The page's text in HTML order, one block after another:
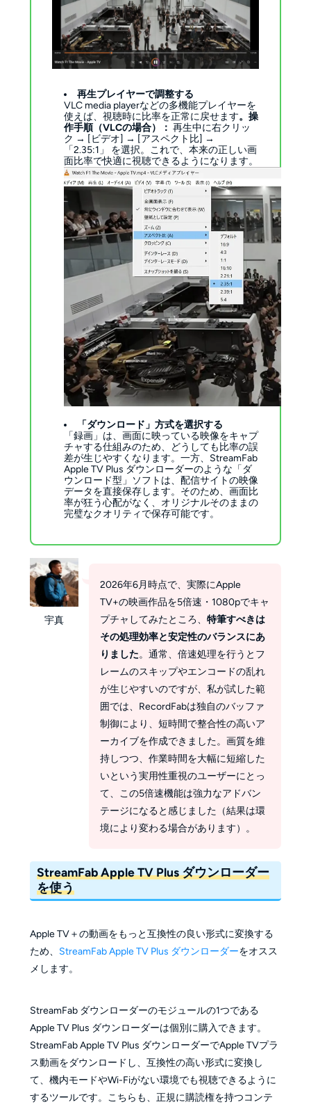
再生プレイヤーで調整する
VLC media playerなどの多機能プレイヤーを
使えば、視聴時に比率を正常に戻せます。操
作手順（VLCの場合）：再生中に右クリッ
ク → [ビデオ] → [アスペクト比] →
「2.35:1」 を選択。これで、本来の正しい画
面比率で快適に視聴できるようになります。
「ダウンロード」方式を選択する
「録画」は、画面に映っている映像をキャプ
チャする仕組みのため、どうしても比率の誤
差が生じやすくなります。一方、StreamFab
Apple TV Plus ダウンローダーのような「ダ
ウンロード型」ソフトは、配信サイトの映像
データを直接保存します。そのため、画面比
率が狂う心配がなく、オリジナルそのままの
完璧なクオリティで保存可能です。
宇真
2026年6月時点で、実際にApple
TV+の映画作品を5倍速・1080pでキャ
プチャしてみたところ、特筆すべきは
その処理効率と安定性のバランスにあ
りました。通常、倍速処理を行うとフ
レームのスキップやエンコードの乱れ
が生じやすいのですが、私が試した範
囲では、RecordFabは独自のバッファ
制御により、短時間で整合性の高いア
ーカイブを作成できました。画質を維
持しつつ、作業時間を大幅に短縮した
いという実用性重視のユーザーにとっ
て、この5倍速機能は強力なアドバン
テージになると感じました（結果は環
境により変わる場合があります）。
StreamFab Apple TV Plus ダウンローダー
を使う
Apple TV＋の動画をもっと互換性の良い形式に変換する
ため、 StreamFab Apple TV Plus ダウンローダーをオスス
メします。
StreamFab ダウンローダーのモジュールの1つである
Apple TV Plus ダウンローダーは個別に購入できます。
StreamFab Apple TV Plus ダウンローダーでApple TVプラ
ス動画をダウンロードし、互換性の高い形式に変換し
て、機内モードやWi-Fiがない環境でも視聴できるように
するツールです。こちらも、正規に購読権を持つコンテ